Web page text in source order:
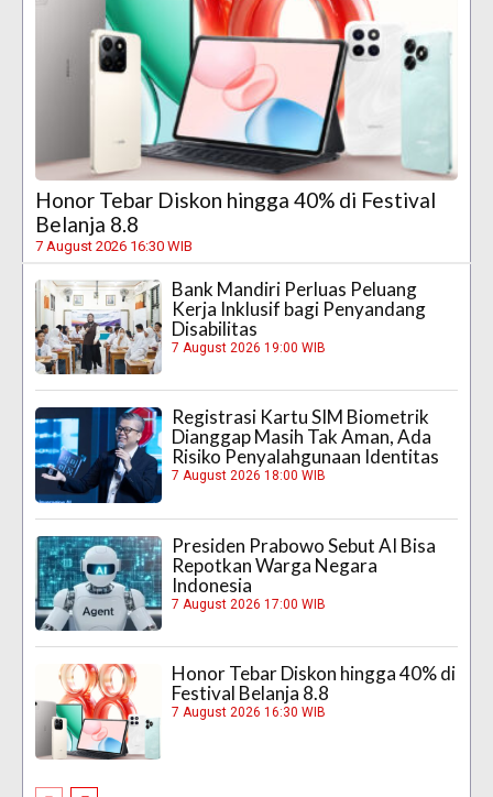
Honor Tebar Diskon hingga 40% di Festival
Belanja 8.8
7 August 2026 16:30 WIB
Bank Mandiri Perluas Peluang
Kerja Inklusif bagi Penyandang
Disabilitas
7 August 2026 19:00 WIB
Registrasi Kartu SIM Biometrik
Dianggap Masih Tak Aman, Ada
Risiko Penyalahgunaan Identitas
7 August 2026 18:00 WIB
Presiden Prabowo Sebut AI Bisa
Repotkan Warga Negara
Indonesia
7 August 2026 17:00 WIB
Honor Tebar Diskon hingga 40% di
Festival Belanja 8.8
7 August 2026 16:30 WIB